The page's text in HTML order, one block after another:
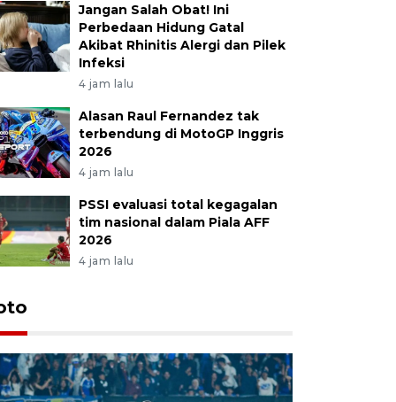
Jangan Salah Obat! Ini
Perbedaan Hidung Gatal
Akibat Rhinitis Alergi dan Pilek
Infeksi
4 jam lalu
Alasan Raul Fernandez tak
terbendung di MotoGP Inggris
2026
4 jam lalu
PSSI evaluasi total kegagalan
tim nasional dalam Piala AFF
2026
4 jam lalu